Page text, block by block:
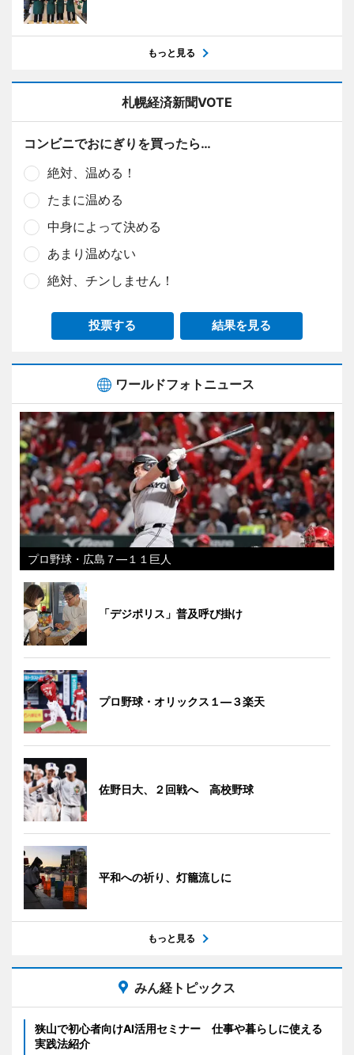
もっと見る
札幌経済新聞VOTE
コンビニでおにぎりを買ったら…
絶対、温める！
たまに温める
中身によって決める
あまり温めない
絶対、チンしません！
投票する 結果を見る
ワールドフォトニュース
プロ野球・広島７―１１巨人
「デジポリス」普及呼び掛け
プロ野球・オリックス１―３楽天
佐野日大、２回戦へ 高校野球
平和への祈り、灯籠流しに
もっと見る
みん経トピックス
狭山で初心者向けAI活用セミナー 仕事や暮らしに使える
実践法紹介